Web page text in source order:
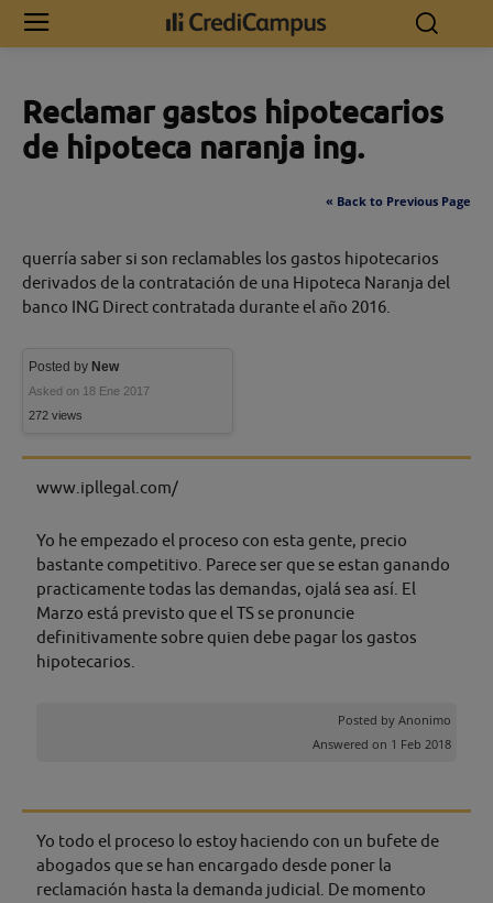
Inicio Reclamar gastos hipotecarios de hipoteca naranja ing.
Reclamar gastos hipotecarios
de hipoteca naranja ing.
« Back to Previous Page
querría saber si son reclamables los gastos hipotecarios
derivados de la contratación de una Hipoteca Naranja del
banco ING Direct contratada durante el año 2016.
Posted by New
Asked on 18 Ene 2017
272 views
www.ipllegal.com/
Yo he empezado el proceso con esta gente, precio
bastante competitivo. Parece ser que se estan ganando
practicamente todas las demandas, ojalá sea así. El
Marzo está previsto que el TS se pronuncie
definitivamente sobre quien debe pagar los gastos
hipotecarios.
Posted by Anonimo
Answered on 1 Feb 2018
Yo todo el proceso lo estoy haciendo con un bufete de
abogados que se han encargado desde poner la
reclamación hasta la demanda judicial. De momento